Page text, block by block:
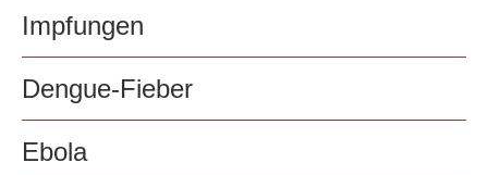
Impfungen
Dengue-Fieber
Ebola